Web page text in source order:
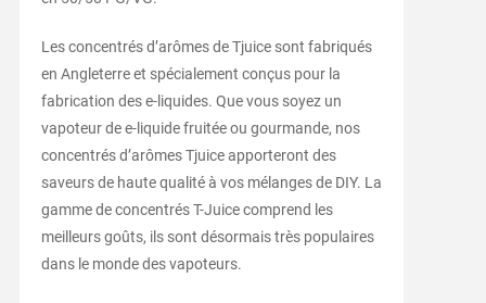
Les concentrés d’arômes de Tjuice sont fabriqués
en Angleterre et spécialement conçus pour la
fabrication des e-liquides. Que vous soyez un
vapoteur de e-liquide fruitée ou gourmande, nos
concentrés d’arômes Tjuice apporteront des
saveurs de haute qualité à vos mélanges de DIY. La
gamme de concentrés T-Juice comprend les
meilleurs goûts, ils sont désormais très populaires
dans le monde des vapoteurs.